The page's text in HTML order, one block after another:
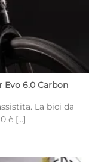
Evo 6.0 Carbon
La bici da
è [...]